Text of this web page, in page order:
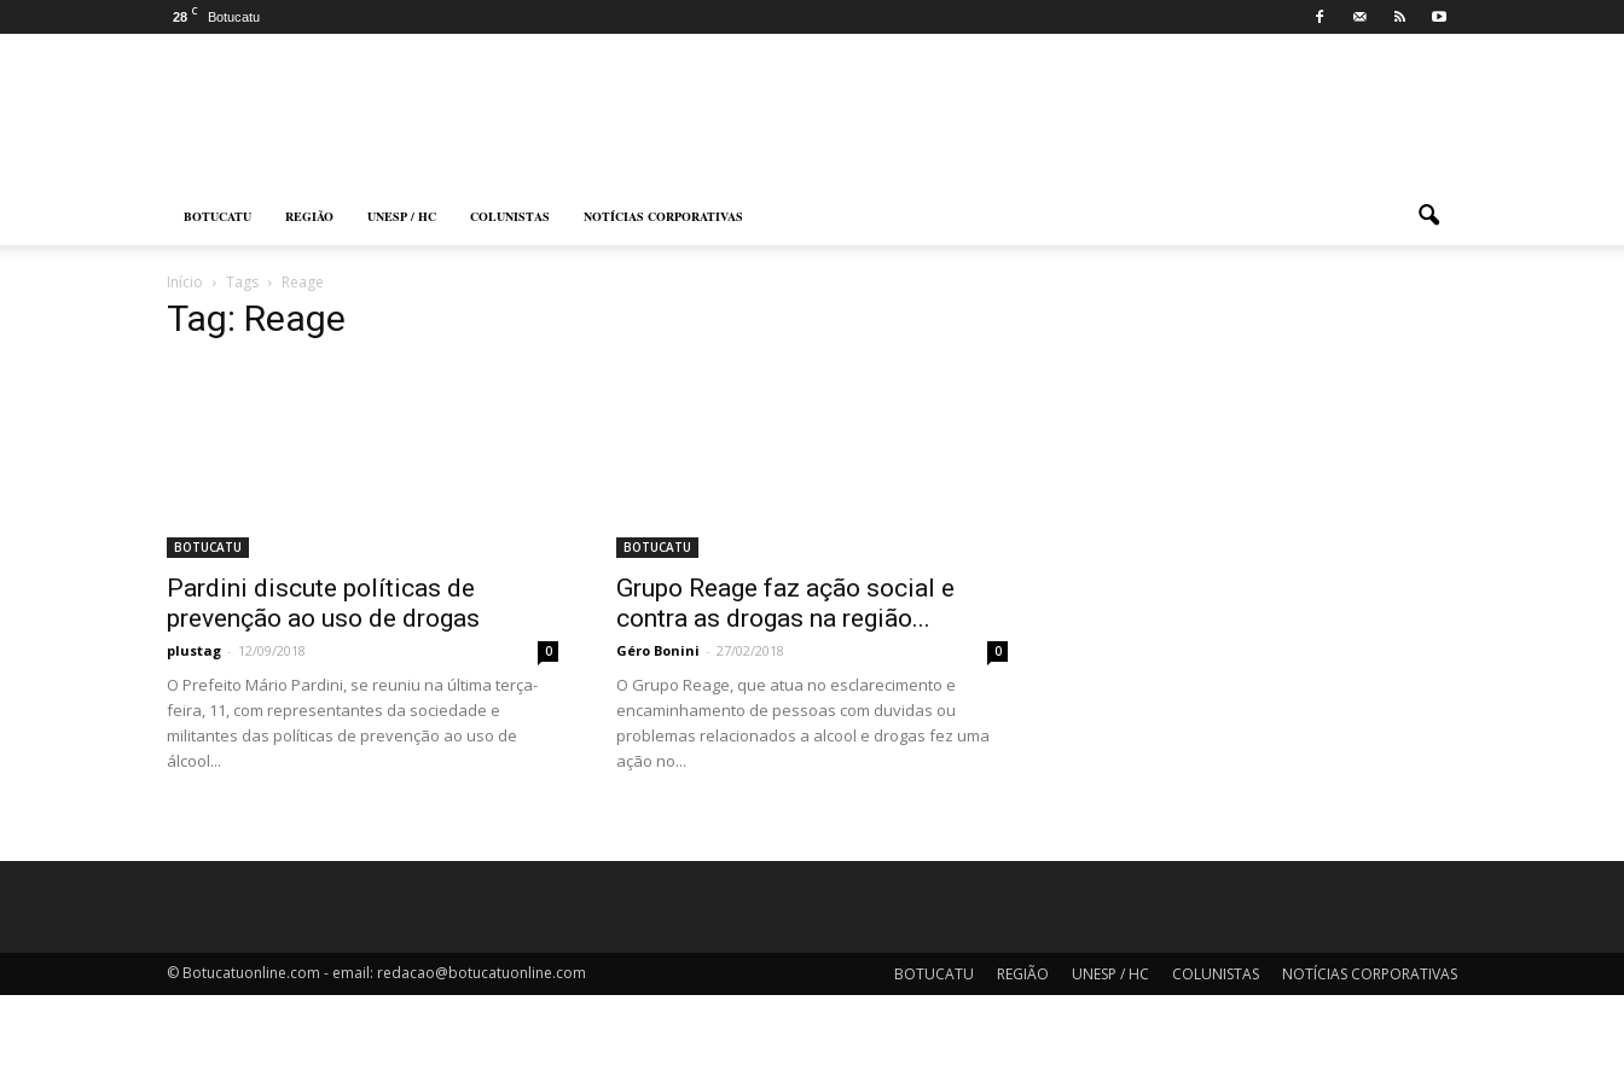
28 C Botucatu
BOTUCATU REGIÃO UNESP / HC COLUNISTAS NOTÍCIAS CORPORATIVAS
Início Tags Reage
Tag: Reage
BOTUCATU
Pardini discute políticas de
prevenção ao uso de drogas
plustag - 12/09/2018 0
O Prefeito Mário Pardini, se reuniu na última terça-
feira, 11, com representantes da sociedade e
militantes das políticas de prevenção ao uso de
álcool...
BOTUCATU
Grupo Reage faz ação social e
contra as drogas na região...
Géro Bonini - 27/02/2018 0
O Grupo Reage, que atua no esclarecimento e
encaminhamento de pessoas com duvidas ou
problemas relacionados a alcool e drogas fez uma
ação no...
BOTUCATU REGIÃO UNESP / HC COLUNISTAS NOTÍCIAS CORPORATIVAS
© Botucatuonline.com - email: redacao@botucatuonline.com